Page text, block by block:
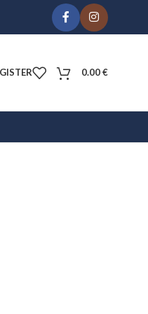
0.00€